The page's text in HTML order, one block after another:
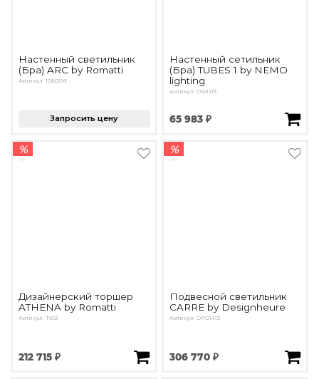
Настенный светильник
(Бра) ARC by Romatti
Артикул: 10805W
Запросить цену
Настенный сетильник
(Бра) TUBES 1 by NEMO
lighting
Артикул: OW1213
65 983 ₽
%
Дизайнерский торшер
ATHENA by Romatti
Артикул: T662
212 715 ₽
%
Подвесной светильник
CARRE by Designheure
Артикул: OPD1413
306 770 ₽